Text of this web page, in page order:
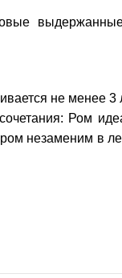
не менее 3
Ром
незаменим в